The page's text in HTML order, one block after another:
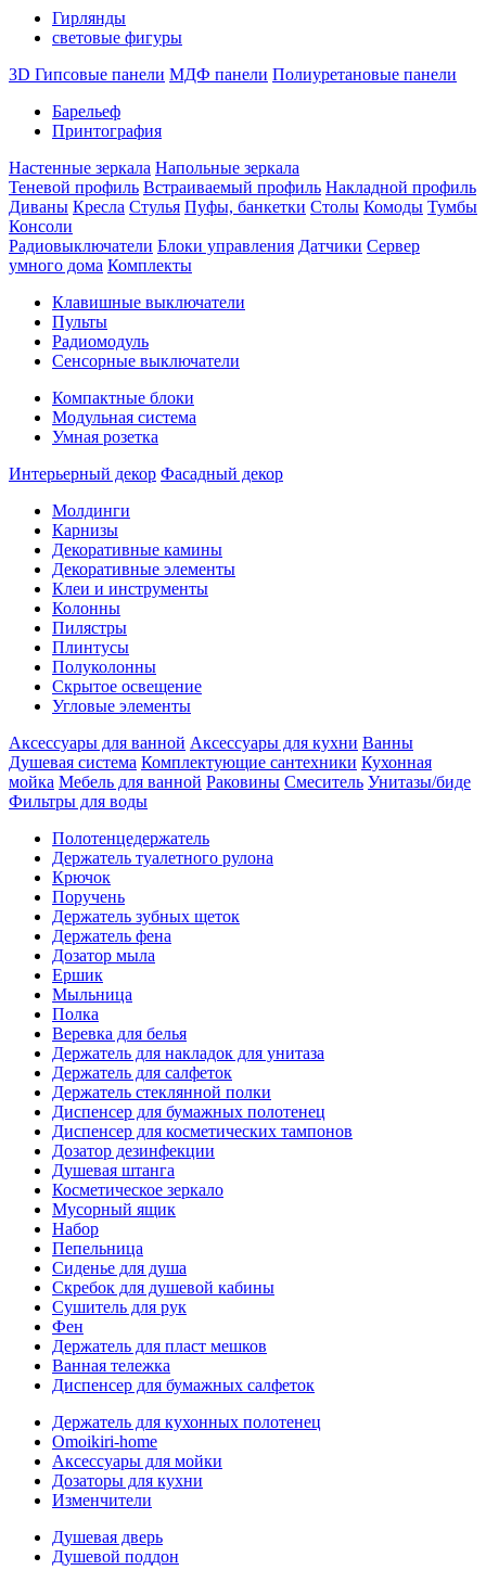
Гирлянды
световые фигуры
3D Гипсовые панели МДФ панели Полиуретановые панели
Барельеф
Принтография
Настенные зеркала Напольные зеркала
Теневой профиль Встраиваемый профиль Накладной профиль
Диваны Кресла Стулья Пуфы, банкетки Столы Комоды Тумбы
Консоли
Радиовыключатели Блоки управления Датчики Сервер
умного дома Комплекты
Клавишные выключатели
Пульты
Радиомодуль
Сенсорные выключатели
Компактные блоки
Модульная система
Умная розетка
Интерьерный декор Фасадный декор
Молдинги
Карнизы
Декоративные камины
Декоративные элементы
Клеи и инструменты
Колонны
Пилястры
Плинтусы
Полуколонны
Скрытое освещение
Угловые элементы
Аксессуары для ванной Аксессуары для кухни Ванны
Душевая система Комплектующие сантехники Кухонная
мойка Мебель для ванной Раковины Смеситель Унитазы/биде
Фильтры для воды
Полотенцедержатель
Держатель туалетного рулона
Крючок
Поручень
Держатель зубных щеток
Держатель фена
Дозатор мыла
Eршик
Мыльница
Полка
Веревка для белья
Держатель для накладок для унитаза
Держатель для салфеток
Держатель стеклянной полки
Диспенсер для бумажных полотенец
Диспенсер для косметических тампонов
Дозатор дезинфекции
Душевая штанга
Косметическое зеркало
Мусорный ящик
Набор
Пепельница
Сиденье для душа
Скребок для душевой кабины
Сушитель для рук
Фен
Держатель для пласт мешков
Ванная тележка
Диспенсер для бумажных салфеток
Держатель для кухонных полотенец
Omoikiri-home
Аксессуары для мойки
Дозаторы для кухни
Изменчители
Душевая дверь
Душевой поддон